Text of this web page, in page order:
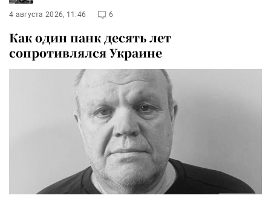
4 августа 2026, 11:46 6
Как один панк десять лет
сопротивлялся Украине